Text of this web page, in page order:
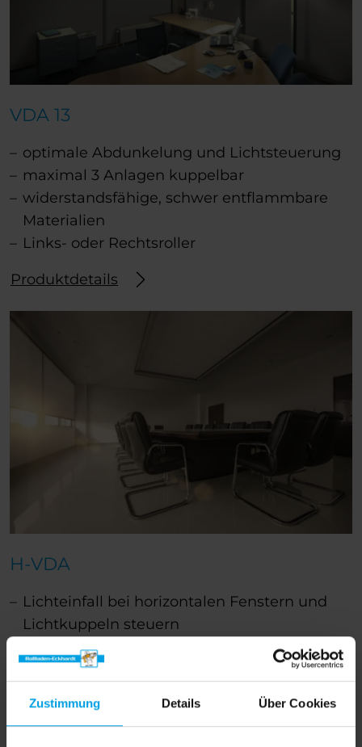
Zustimmung Details Über Cookies
VDA 13
optimale Abdunkelung und Lichtsteuerung
maximal 3 Anlagen kuppelbar
widerstandsfähige, schwer entflammbare
Materialien
Links- oder Rechtsroller
Produktdetails
H-VDA
Lichteinfall bei horizontalen Fenstern und
Lichtkuppeln steuern
schwer entflammbare Materialien
hochwertige Dessins bei ausgefahrenem
Stoff in Kassette unsichtbar bei Einfahrt